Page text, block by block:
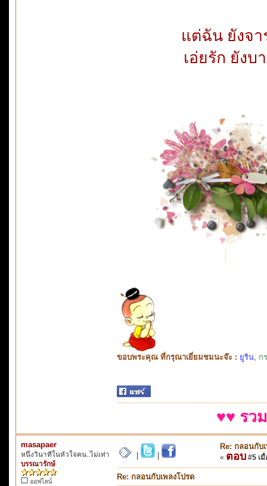
แต่ฉัน ยังจา
เอ่ยรัก ยังบ
ขอบพระคุณ ที่กรุณาเยี่ยมชมนะจ๊ะ : ยูริน ก
♥♥ รว
masapaer
หนึ่งวินาทีในหัวใจคน..ไม่เท่า
บรรณารักษ์
ออฟไลน์
Re: กลอนกับ
« ตอบ #5 เมื่
Re: กลอนกับเพลงโปรด